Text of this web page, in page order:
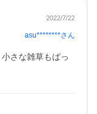
2022/7/22
asu********さん
さな雑草もばっ